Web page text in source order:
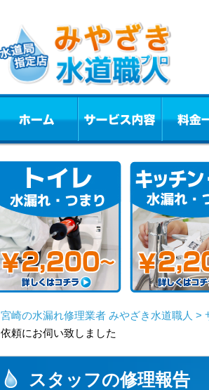
宮崎の水漏れ修理業者 みやざき水道職人 >
依頼にお伺い致しました
スタッフの修理報告